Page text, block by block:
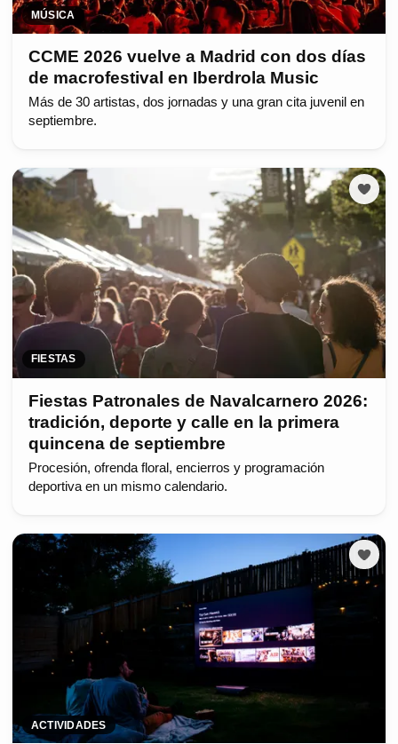
MÚSICA
CCME 2026 vuelve a Madrid con dos días
de macrofestival en Iberdrola Music
Más de 30 artistas, dos jornadas y una gran cita juvenil en
septiembre.
FIESTAS
Fiestas Patronales de Navalcarnero 2026:
tradición, deporte y calle en la primera
quincena de septiembre
Procesión, ofrenda floral, encierros y programación
deportiva en un mismo calendario.
ACTIVIDADES